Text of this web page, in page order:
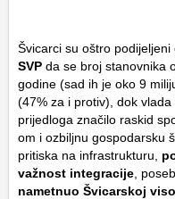
Švicarci su oštro
SVP da se broj stanovnika
godine (sad ih je oko 9
(47% za i protiv), dok
prijedloga značilo raskid
om i ozbiljnu gospodarsku
pritiska na infrastrukturu,
važnost integracije ,
nametnuo Švicarskoj